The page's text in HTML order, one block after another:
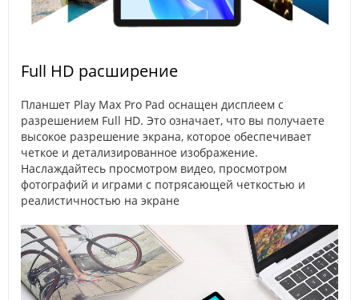
Full HD расширение
Планшет Play Max Pro Pad оснащен дисплеем с
разрешением Full HD. Это означает, что вы получаете
высокое разрешение экрана, которое обеспечивает
четкое и детализированное изображение.
Наслаждайтесь просмотром видео, просмотром
фотографий и играми с потрясающей четкостью и
реалистичностью на экране